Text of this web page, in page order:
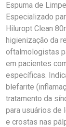
Espuma de
Especializado
Hiluropt Clean
higienização da
oftalmologistas
em pacientes
específicas.
blefarite
tratamento da
para usuários de
e crostas nas